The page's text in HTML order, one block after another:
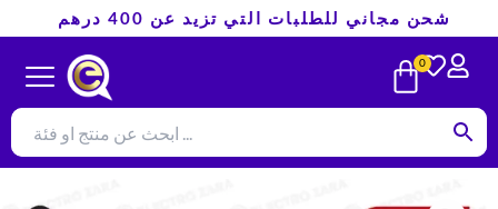
المحتوى
شحن مجاني للطلبات التي تزيد عن 400 درهم
0
CART